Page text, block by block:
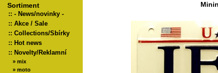
Sortiment
:: - News/novinky -
:: Akce / Sale
:: Collections/Sbírky
:: Hot news
:: Novelty/Reklamní
» mix
» moto